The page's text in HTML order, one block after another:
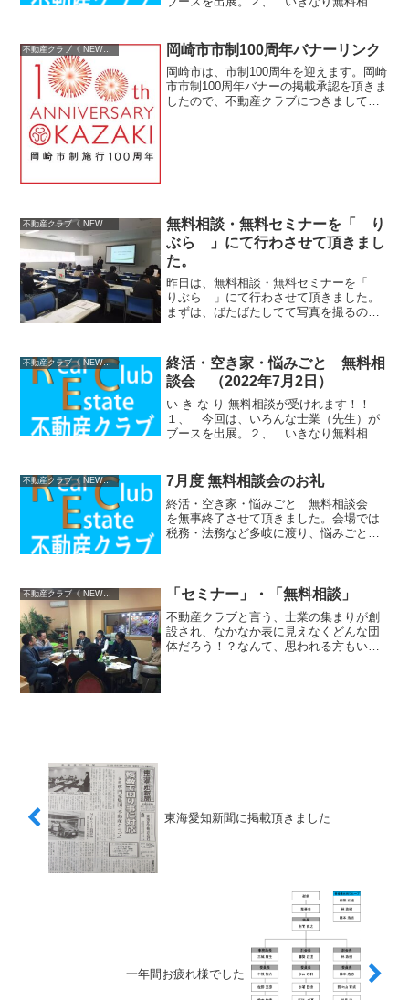
も大歓迎５、 サイトからご予約もでき
ます。６、 士業の紹...
岡崎市市制100周年バナーリンク
岡崎市は、市制100周年を迎えます。岡崎
市市制100周年バナーの掲載承認を頂きま
したので、不動産クラブにつきましても
無料相談・無料セミナーを「 り
ぶら 」にて行わさせて頂きまし
た。
昨日は、無料相談・無料セミナーを「
りぶら 」にて行わさせて頂きました。
まずは、ばたばたしてて写真を撮るのを
『家族と一緒に考える認知症と相続対
策』家族信託・後見制度 ...
不動産クラブ《 NEWS 》
終活・空き家・悩みごと 無料相
談会 （2022年7月2日）
い き な り 無料相談が受けれます！！
１、 今回は、いろんな士業（先生）が
ブースを出展。２、 いきなり無料相談
も大歓迎５、 サイトからご予約もでき
ます。６、 士業の紹...
不動産クラブ《 NEWS 》 7月度 無料相談会のお礼
終活・空き家・悩みごと 無料相談会
を無事終了させて頂きました。会場では
税務・法務など多岐に渡り、悩みごとを
料相談などお気軽にご相談...
不動産クラブ《 NEWS 》 「セミナー」・「無料相談」
不動産クラブと言う、士業の集まりが創
設され、なかなか表に見えなくどんな団
体だろう！？なんて、思われる方もいら
東海愛知新聞に掲載頂きました
一年間お疲れ様でした